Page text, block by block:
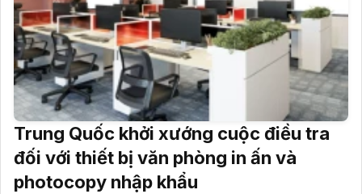
Trung Quốc khởi xướng cuộc điều tra
đối với thiết bị văn phòng in ấn và
photocopy nhập khẩu